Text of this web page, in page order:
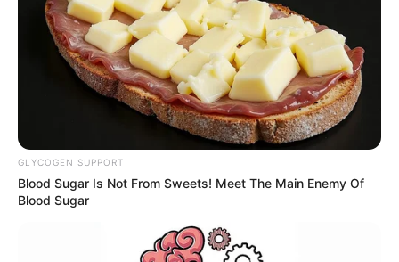
Instagram Greeicy
Mike Bahía y Greeicy
Por:María Beatriz López
Junio 19, 2026
GLYCOGEN SUPPORT
Blood Sugar Is Not From Sweets! Meet The Main Enemy Of
Blood Sugar